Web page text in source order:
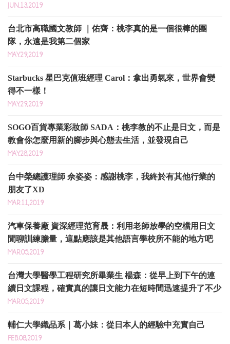
JUN.13,2019
台北市高職國文教師 ｜佑齊：桃李真的是一個很棒的團
隊，永遠是我第二個家
MAY.29,2019
Starbucks 星巴克值班經理 Carol：拿出勇氣來，世界會變
得不一樣！
MAY.29,2019
SOGO百貨專業彩妝師 SADA：桃李教的不止是日文，而是
教會你怎麼用新的腳步與心態去生活，並發現自己
MAY.28,2019
台中榮總護理師 佘姿姿：感謝桃李，我終於有其他行業的
朋友了XD
MAR.11,2019
汽車保養廠 資深經理范育晟：利用老師放學的空檔用日文
閒聊訓練膽量，這點應該是其他語言學校所不能的地方吧
MAR.05,2019
台灣大學醫學工程研究所畢業生 楊森：從早上到下午的連
續日文課程，確實真的讓日文能力在短時間迅速提升了不少
MAR.05,2019
輔仁大學織品系｜葛小妹：從日本人的經驗中充實自己
FEB.08,2019